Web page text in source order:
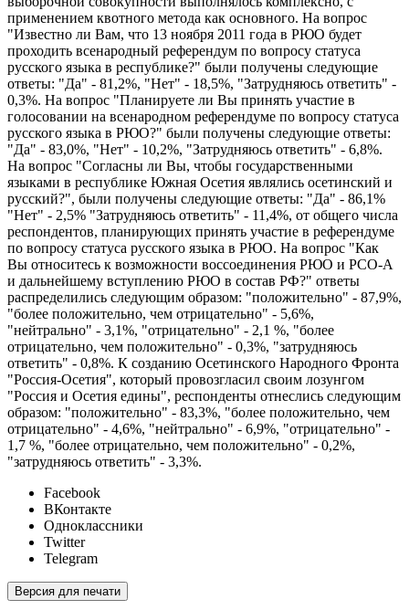
применением квотного метода как основного. На вопрос
"Известно ли Вам, что 13 ноября 2011 года в РЮО будет
проходить всенародный референдум по вопросу статуса
русского языка в республике?" были получены следующие
ответы: "Да" - 81,2%, "Нет" - 18,5%, "Затрудняюсь ответить" -
0,3%. На вопрос "Планируете ли Вы принять участие в
голосовании на всенародном референдуме по вопросу статуса
русского языка в РЮО?" были получены следующие ответы:
"Да" - 83,0%, "Нет" - 10,2%, "Затрудняюсь ответить" - 6,8%.
На вопрос "Согласны ли Вы, чтобы государственными
языками в республике Южная Осетия являлись осетинский и
русский?", были получены следующие ответы: "Да" - 86,1%
"Нет" - 2,5% "Затрудняюсь ответить" - 11,4%, от общего числа
респондентов, планирующих принять участие в референдуме
по вопросу статуса русского языка в РЮО. На вопрос "Как
Вы относитесь к возможности воссоединения РЮО и РСО-А
и дальнейшему вступлению РЮО в состав РФ?" ответы
распределились следующим образом: "положительно" - 87,9%,
"более положительно, чем отрицательно" - 5,6%,
"нейтрально" - 3,1%, "отрицательно" - 2,1 %, "более
отрицательно, чем положительно" - 0,3%, "затрудняюсь
ответить" - 0,8%. К созданию Осетинского Народного Фронта
"Россия-Осетия", который провозгласил своим лозунгом
"Россия и Осетия едины", респонденты отнеслись следующим
образом: "положительно" - 83,3%, "более положительно, чем
отрицательно" - 4,6%, "нейтрально" - 6,9%, "отрицательно" -
1,7 %, "более отрицательно, чем положительно" - 0,2%,
"затрудняюсь ответить" - 3,3%.
Facebook
ВКонтакте
Одноклассники
Twitter
Telegram
Версия для печати